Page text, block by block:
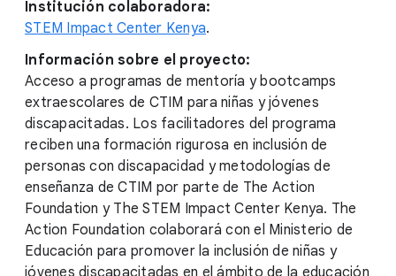
Institución colaboradora:
STEM Impact Center Kenya.
Información sobre el proyecto:
Acceso a programas de mentoría y bootcamps
extraescolares de CTIM para niñas y jóvenes
discapacitadas. Los facilitadores del programa
reciben una formación rigurosa en inclusión de
personas con discapacidad y metodologías de
enseñanza de CTIM por parte de The Action
Foundation y The STEM Impact Center Kenya. The
Action Foundation colaborará con el Ministerio de
Educación para promover la inclusión de niñas y
jóvenes discapacitadas en el ámbito de la educación